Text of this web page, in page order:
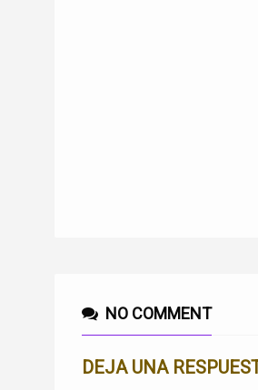
NO COMMENT
DEJA UNA